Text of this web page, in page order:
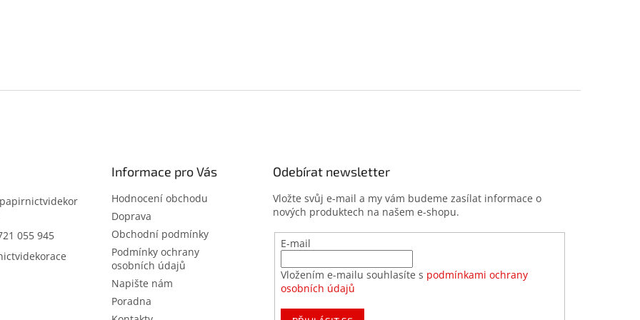
papirnictvidekor
055 945
Informace pro Vás
Hodnocení obchodu
Doprava
Obchodní podmínky
Podmínky ochrany
osobních údajů
Napište nám
Poradna
Odebírat newsletter
Vložte svůj e-mail a my vám budeme zasílat informace o
nových produktech na našem e-shopu.
E-mail
Vložením e-mailu souhlasíte s podmínkami ochrany
osobních údajů